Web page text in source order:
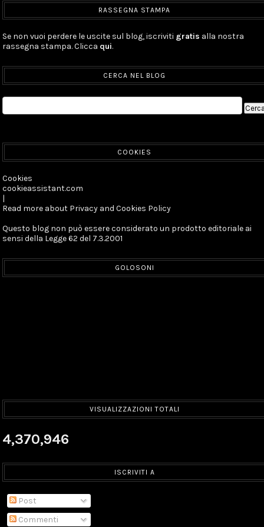
RASSEGNA STAMPA
Se non vuoi perdere le uscite sul blog, iscriviti gratis alla nostra
rassegna stampa. Clicca qui.
CERCA NEL BLOG
COOKIES
Cookies
cookieassistant.com
|
Read more about Privacy and Cookies Policy
Questo blog non può essere considerato un prodotto editoriale ai
sensi della Legge 62 del 7.3.2001
GOLOSONI
VISUALIZZAZIONI TOTALI
4,370,946
ISCRIVITI A
Post
Commenti